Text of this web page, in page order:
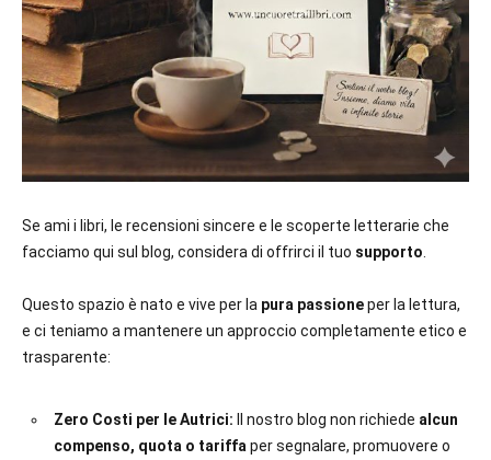
straniere.
Se ami i libri, le recensioni sincere e le scoperte letterarie che
facciamo qui sul blog, considera di offrirci il tuo supporto
Questo spazio è nato e vive per la pura passioneper la lettura,
e ci teniamo a mantenere un approccio completamente etico e
trasparente:
Zero Costi per le Autrici: Il nostro blog non richiede alcun
compenso, quota o tariffa per segnalare, promuovere o